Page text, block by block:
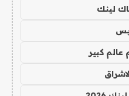
لينك
عالم كبير